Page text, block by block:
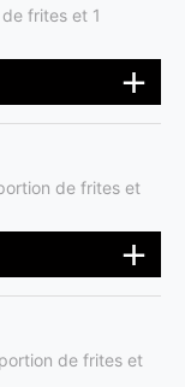
frites et 1
de frites et
de frites et